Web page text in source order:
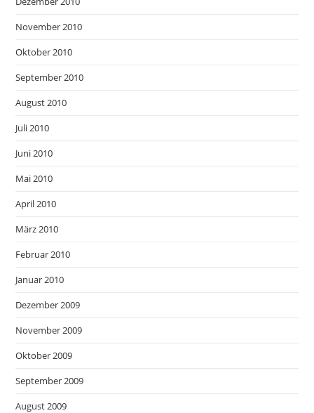
November 2010
Oktober 2010
September 2010
August 2010
Juli 2010
Juni 2010
Mai 2010
April 2010
März 2010
Februar 2010
Januar 2010
Dezember 2009
November 2009
Oktober 2009
September 2009
August 2009